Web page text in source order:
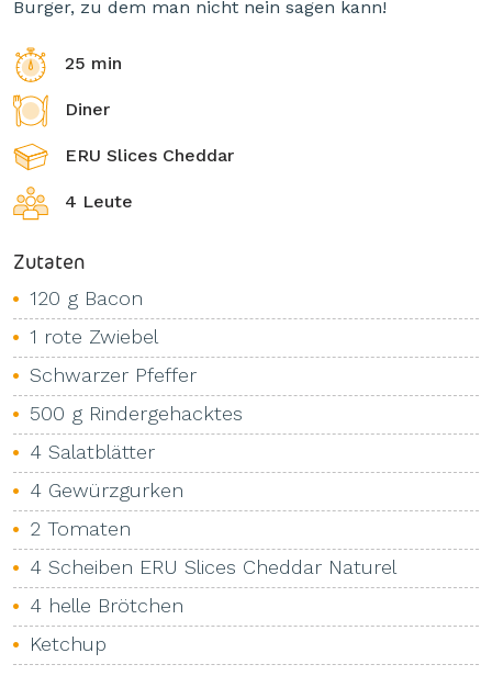
Burger, zu dem man nicht nein sagen kann!
25 min
Diner
ERU Slices Cheddar
4 Leute
Zutaten
120 g Bacon
1 rote Zwiebel
Schwarzer Pfeffer
500 g Rindergehacktes
4 Salatblätter
4 Gewürzgurken
2 Tomaten
4 Scheiben ERU Slices Cheddar Naturel
4 helle Brötchen
Ketchup